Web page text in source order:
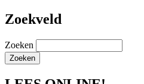
Zoekveld
Zoeken